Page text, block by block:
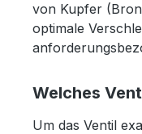
von Kupfer
optimale
Welches
Um das Ventil